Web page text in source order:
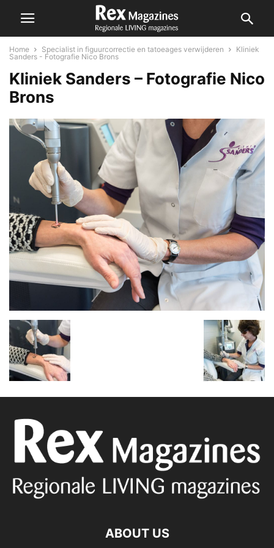
Home Specialist in figuurcorrectie en tatoeages verwijderen
Kliniek
Sanders - Fotografie Nico Brons
Kliniek Sanders – Fotografie Nico
Brons
ABOUT US